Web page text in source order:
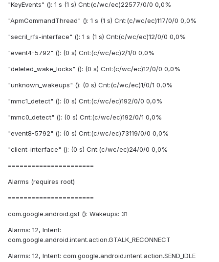
"KeyEvents" (): 1 s (1 s) Cnt:(c/wc/ec)22577/0/0 0,0%
"ApmCommandThread" (): 1 s (1 s) Cnt:(c/wc/ec)117/0/0 0,0%
"secril_rfs-interface" (): 1 s (1 s) Cnt:(c/wc/ec)12/0/0 0,0%
"event4-5792" (): (0 s) Cnt:(c/wc/ec)2/1/0 0,0%
"deleted_wake_locks" (): (0 s) Cnt:(c/wc/ec)12/0/0 0,0%
"unknown_wakeups" (): (0 s) Cnt:(c/wc/ec)1/0/1 0,0%
"mmc1_detect" (): (0 s) Cnt:(c/wc/ec)192/0/0 0,0%
"mmc0_detect" (): (0 s) Cnt:(c/wc/ec)192/0/1 0,0%
"event8-5792" (): (0 s) Cnt:(c/wc/ec)73119/0/0 0,0%
"client-interface" (): (0 s) Cnt:(c/wc/ec)24/0/0 0,0%
======================
Alarms (requires root)
======================
com.google.android.gsf (): Wakeups: 31
Alarms: 12, Intent:
com.google.android.intent.action.GTALK_RECONNECT
Alarms: 12, Intent: com.google.android.intent.action.SEND_IDLE